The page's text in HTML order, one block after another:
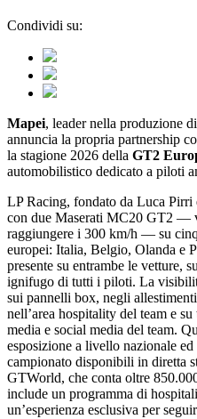
Condividi su:
Mapei, leader nella produzione
annuncia la propria partnership
la stagione 2026 della GT2
automobilistico dedicato a piloti
LP Racing, fondato da Luca Pirri
con due Maserati MC20 GT2 —
raggiungere i 300 km/h — su
europei: Italia, Belgio, Olanda e
presente su entrambe le vetture,
ignifugo di tutti i piloti. La
sui pannelli box, negli
nell’area hospitality del team e
media e social media del team.
esposizione a livello nazionale
campionato disponibili in diretta
GTWorld, che conta oltre
include un programma di
un’esperienza esclusiva per